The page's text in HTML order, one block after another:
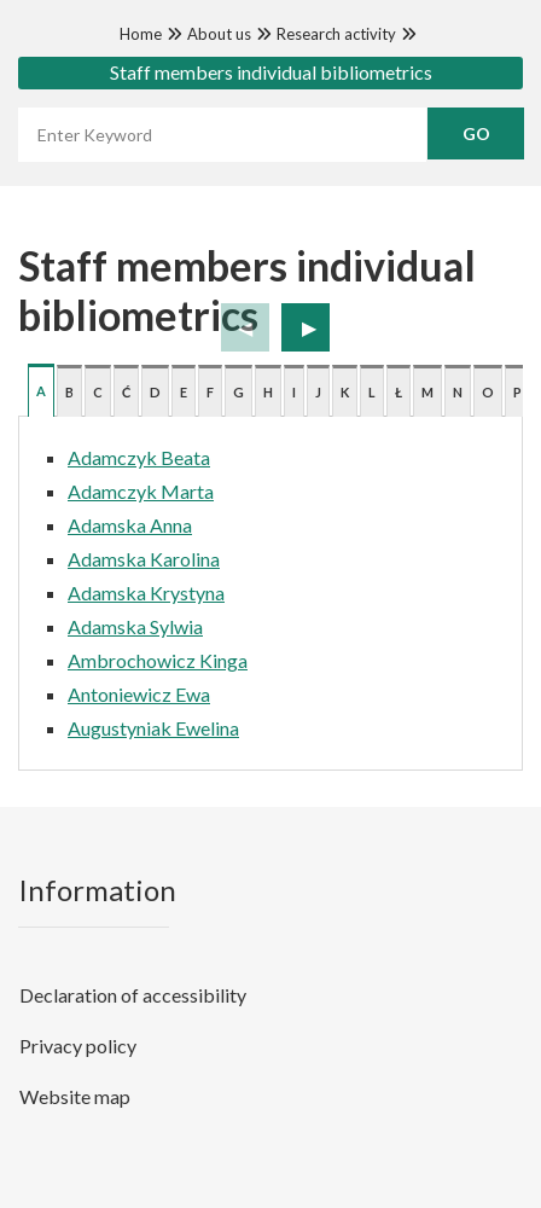
Home About us Research activity
Staff members individual bibliometrics
Staff members individual
bibliometrics
A B C Ć D E F G H I J K L Ł M N O P
Adamczyk Beata
Adamczyk Marta
Adamska Anna
Adamska Karolina
Adamska Krystyna
Adamska Sylwia
Ambrochowicz Kinga
Antoniewicz Ewa
Augustyniak Ewelina
Information
Declaration of accessibility
Privacy policy
Website map